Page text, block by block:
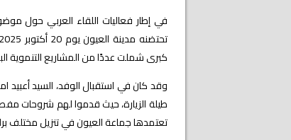
في إطار فعاليات اللقاء العربي حول
تحتضنه مدينة العيون يوم 20 أكتوبر 2025، قام الوفد العربي
كبرى شملت عددًا من المشاريع التنموية
وقد كان في استقبال الوفد، السيد أعبيد
طيلة الزيارة، حيث قدموا لهم شروحات
تعتمدها جماعة العيون في تنزيل مختلف